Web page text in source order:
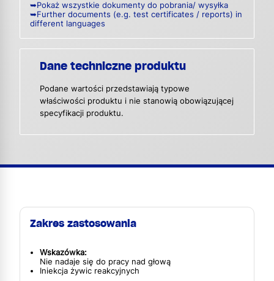
➥Pokaż wszystkie dokumenty do pobrania/ wysyłka
➥Further documents (e.g. test certificates / reports) in
different languages
Dane techniczne produktu
Podane wartości przedstawiają typowe
właściwości produktu i nie stanowią obowiązującej
specyfikacji produktu.
Zakres zastosowania
Wskazówka:
Nie nadaje się do pracy nad głową
Iniekcja żywic reakcyjnych